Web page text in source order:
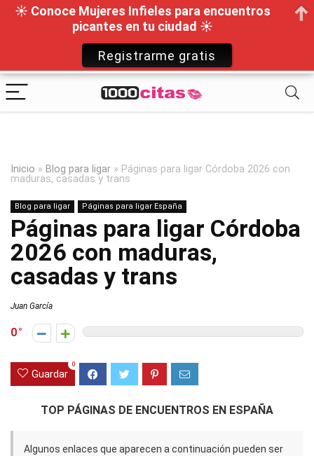
Inicio » Blog para ligar » Páginas para ligar Córdoba 2026 con
maduras, casadas y trans
Blog para ligar Páginas para ligar España
Páginas para ligar Córdoba
2026 con maduras,
casadas y trans
Juan García
0
Guardar
0
TOP PÁGINAS DE ENCUENTROS EN ESPAÑA
Algunos enlaces que aparecen a continuación pueden ser
☀ Conoce Mujeres Infieles para encuentros
picantes en tu ciudad ☀
Registrarme gratis